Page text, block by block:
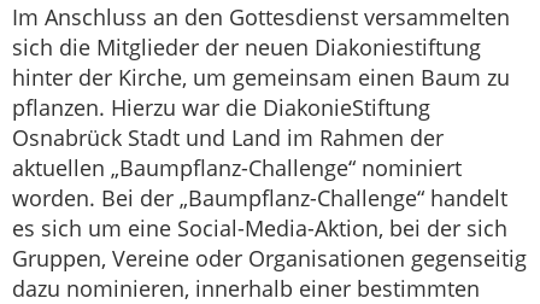
Im Anschluss an den Gottesdienst versammelten
sich die Mitglieder der neuen Diakoniestiftung
hinter der Kirche, um gemeinsam einen Baum zu
pflanzen. Hierzu war die DiakonieStiftung
Osnabrück Stadt und Land im Rahmen der
aktuellen „Baumpflanz-Challenge“ nominiert
worden. Bei der „Baumpflanz-Challenge“ handelt
es sich um eine Social-Media-Aktion, bei der sich
Gruppen, Vereine oder Organisationen gegenseitig
dazu nominieren, innerhalb einer bestimmten